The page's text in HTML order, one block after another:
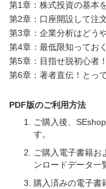
第1章：株式投資の基本
第2章：口座開設して注
第3章：企業分析はどう
第4章：最低限知ってお
第5章：目指せ脱初心者
第6章：著者直伝！とっ
PDF版のご利用方法
ご購入後、
す。
ご購入電子書籍お
ンロードデータ一
購入済みの電子書